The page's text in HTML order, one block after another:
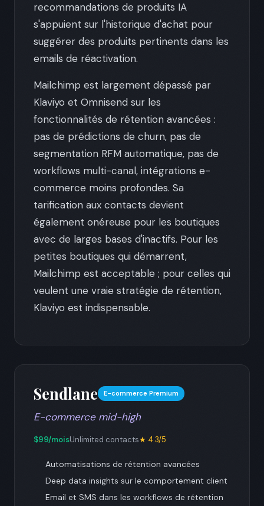
recommandations de produits IA
s'appuient sur l'historique d'achat pour
suggérer des produits pertinents dans les
emails de réactivation.
Mailchimp est largement dépassé par
Klaviyo et Omnisend sur les
fonctionnalités de rétention avancées :
pas de prédictions de churn, pas de
segmentation RFM automatique, pas de
workflows multi-canal, intégrations e-
commerce moins profondes. Sa
tarification aux contacts devient
également onéreuse pour les boutiques
avec de larges bases d'inactifs. Pour les
petites boutiques qui démarrent,
Mailchimp est acceptable ; pour celles qui
veulent une vraie stratégie de rétention,
Klaviyo est indispensable.
Sendlane E-commerce Premium
E-commerce mid-high
$99/moisUnlimited contacts★ 4.3/5
Automatisations de rétention avancées
Deep data insights sur le comportement client
Email et SMS dans les workflows de rétention